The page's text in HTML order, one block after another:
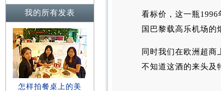
我的所有发表
怎样拍餐桌上的美
看标价，这一瓶
国巴黎载高乐机场的
同时我们在欧洲超商
不知道这酒的来头及